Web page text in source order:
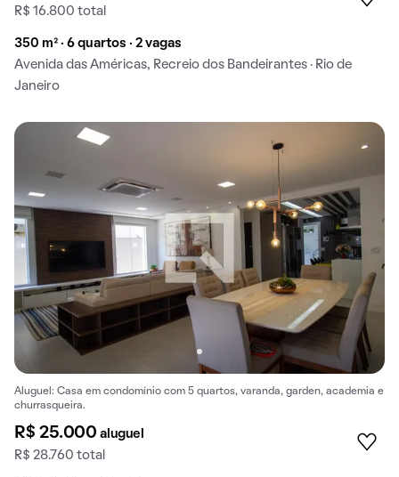
R$ 16.800 total
350 m² · 6 quartos · 2 vagas
Avenida das Américas, Recreio dos Bandeirantes · Rio de
Janeiro
Aluguel: Casa em condomínio com 5 quartos, varanda, garden, academia e
churrasqueira.
R$ 25.000aluguel
R$ 28.760 total